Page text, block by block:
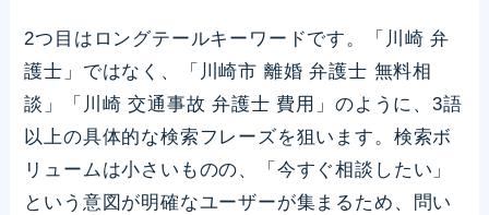
2つ目はロングテールキーワードです。「川崎 弁
護士」ではなく、「川崎市 離婚 弁護士 無料相
談」「川崎 交通事故 弁護士 費用」のように、3語
以上の具体的な検索フレーズを狙います。検索ボ
リュームは小さいものの、「今すぐ相談したい」
という意図が明確なユーザーが集まるため、問い